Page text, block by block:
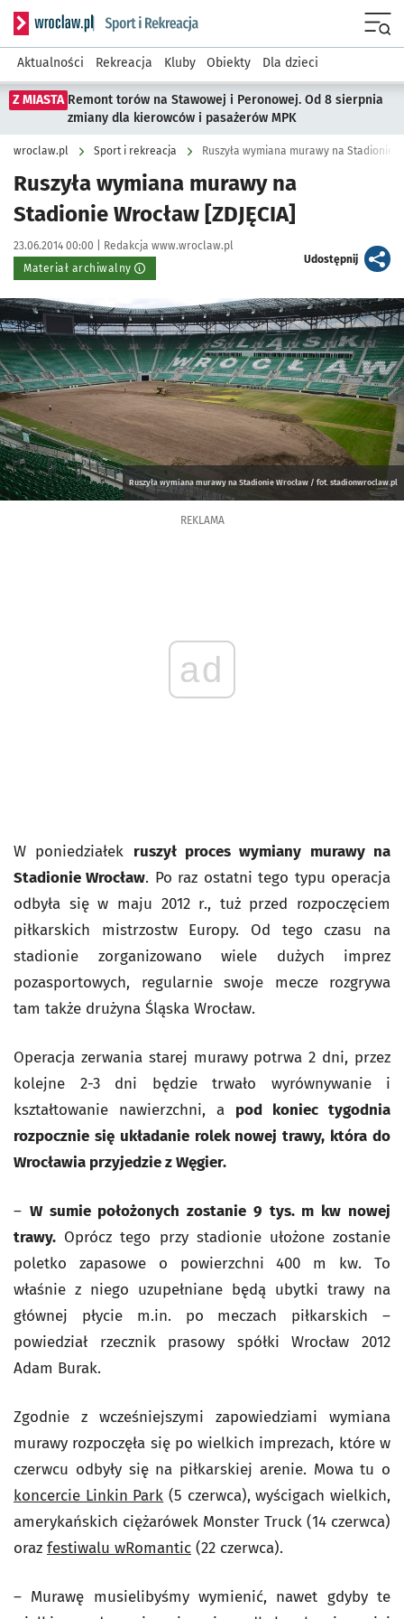
Serwis informacyjny wroclaw.pl podserwis: Sport i rekreacja
Aktualności Rekreacja Kluby Obiekty Dla dzieci
Z MIASTA Remont torów na Stawowej i Peronowej. Od 8 sierpnia
zmiany dla kierowców i pasażerów MPK
wroclaw.pl Sport i rekreacja Ruszyła wymiana murawy na Stadionie
Ruszyła wymiana murawy na
Stadionie Wrocław [ZDJĘCIA]
Data publikacji:
23.06.2014 00:00 | Autor:
Redakcja www.wroclaw.pl
Materiał archiwalny
Udostępnijartykuł
Kliknij, aby powiększyć
Ruszyła wymiana murawy na Stadionie Wrocław / fot. stadionwroclaw.pl
REKLAMA
ad
W poniedziałek ruszył proces wymiany murawy na
Stadionie Wrocław. Po raz ostatni tego typu operacja
odbyła się w maju 2012 r., tuż przed rozpoczęciem
piłkarskich mistrzostw Europy. Od tego czasu na
stadionie zorganizowano wiele dużych imprez
pozasportowych, regularnie swoje mecze rozgrywa
tam także drużyna Śląska Wrocław.
Operacja zerwania starej murawy potrwa 2 dni, przez
kolejne 2-3 dni będzie trwało wyrównywanie i
kształtowanie nawierzchni, a pod koniec tygodnia
rozpocznie się układanie rolek nowej trawy, która do
Wrocławia przyjedzie z Węgier.
– W sumie położonych zostanie 9 tys. m kw nowej
trawy. Oprócz tego przy stadionie ułożone zostanie
poletko zapasowe o powierzchni 400 m kw. To
właśnie z niego uzupełniane będą ubytki trawy na
głównej płycie m.in. po meczach piłkarskich –
powiedział rzecznik prasowy spółki Wrocław 2012
Adam Burak.
Zgodnie z wcześniejszymi zapowiedziami wymiana
murawy rozpoczęła się po wielkich imprezach, które w
czerwcu odbyły się na piłkarskiej arenie. Mowa tu o
koncercie Linkin Park (5 czerwca), wyścigach wielkich,
amerykańskich ciężarówek Monster Truck (14 czerwca)
oraz festiwalu wRomantic (22 czerwca).
– Murawę musielibyśmy wymienić, nawet gdyby te